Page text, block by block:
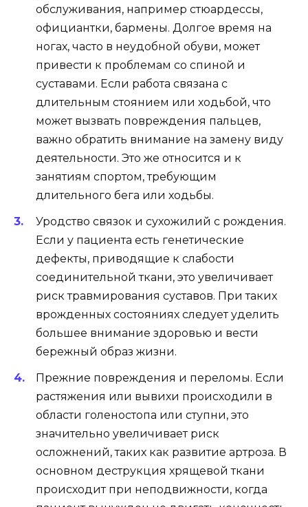
обслуживания, например стюардессы,
официантки, бармены. Долгое время на
ногах, часто в неудобной обуви, может
привести к проблемам со спиной и
суставами. Если работа связана с
длительным стоянием или ходьбой, что
может вызвать повреждения пальцев,
важно обратить внимание на замену виду
деятельности. Это же относится и к
занятиям спортом, требующим
длительного бега или ходьбы.
Уродство связок и сухожилий с рождения.
Если у пациента есть генетические
дефекты, приводящие к слабости
соединительной ткани, это увеличивает
риск травмирования суставов. При таких
врожденных состояниях следует уделить
большее внимание здоровью и вести
бережный образ жизни.
Прежние повреждения и переломы. Если
растяжения или вывихи происходили в
области голеностопа или ступни, это
значительно увеличивает риск
осложнений, таких как развитие артроза. В
основном деструкция хрящевой ткани
происходит при неподвижности, когда